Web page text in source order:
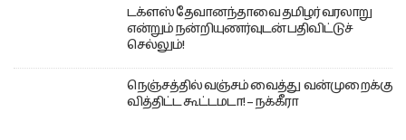
டக்ளஸ் தேவானந்தாவை தமிழர் வரலாறு
என்றும் நன்றியுணர்வுடன் பதிவிட்டுச்
செல்லும்!
நெஞ்சத்தில் வஞ்சம் வைத்து வன்முறைக்கு
வித்திட்ட கூட்டமடா! – நக்கீரா